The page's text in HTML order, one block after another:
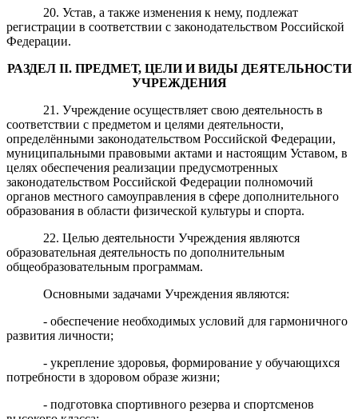
20. Устав, а также изменения к нему, подлежат
регистрации в соответствии с законодательством Российской
Федерации.
РАЗДЕЛ II. ПРЕДМЕТ, ЦЕЛИ И ВИДЫ ДЕЯТЕЛЬНОСТИ
УЧРЕЖДЕНИЯ
21. Учреждение осуществляет свою деятельность в
соответствии с предметом и целями деятельности,
определёнными законодательством Российской Федерации,
муниципальными правовыми актами и настоящим Уставом, в
целях обеспечения реализации предусмотренных
законодательством Российской Федерации полномочий
органов местного самоуправления в сфере дополнительного
образования в области физической культуры и спорта.
22. Целью деятельности Учреждения являются
образовательная деятельность по дополнительным
общеобразовательным программам.
Основными задачами Учреждения являются:
- обеспечение необходимых условий для гармоничного
развития личности;
- укрепление здоровья, формирование у обучающихся
потребности в здоровом образе жизни;
- подготовка спортивного резерва и спортсменов